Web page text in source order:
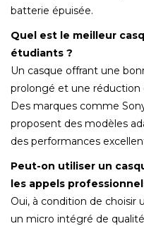
batterie épuisée.
Quel est le meilleur
étudiants ?
Un casque offrant une
prolongé et une
Des marques comme
proposent des modèles
des performances
Peut-on utiliser un
les appels
Oui, à condition de choisir
un micro intégré de